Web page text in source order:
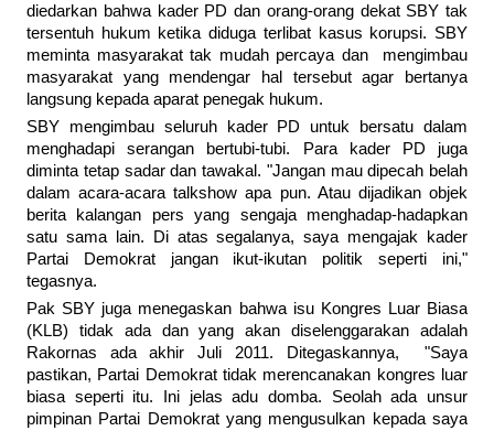
diedarkan bahwa kader PD dan orang-orang dekat SBY tak
tersentuh hukum ketika diduga terlibat kasus korupsi. SBY
meminta masyarakat tak mudah percaya dan mengimbau
masyarakat yang mendengar hal tersebut agar bertanya
langsung kepada aparat penegak hukum.
SBY mengimbau seluruh kader PD untuk bersatu dalam
menghadapi serangan bertubi-tubi. Para kader PD juga
diminta tetap sadar dan tawakal. "Jangan mau dipecah belah
dalam acara-acara talkshow apa pun. Atau dijadikan objek
berita kalangan pers yang sengaja menghadap-hadapkan
satu sama lain. Di atas segalanya, saya mengajak kader
Partai Demokrat jangan ikut-ikutan politik seperti ini,"
tegasnya.
Pak SBY juga menegaskan bahwa isu Kongres Luar Biasa
(KLB) tidak ada dan yang akan diselenggarakan adalah
Rakornas ada akhir Juli 2011. Ditegaskannya, "Saya
pastikan, Partai Demokrat tidak merencanakan kongres luar
biasa seperti itu. Ini jelas adu domba. Seolah ada unsur
pimpinan Partai Demokrat yang mengusulkan kepada saya